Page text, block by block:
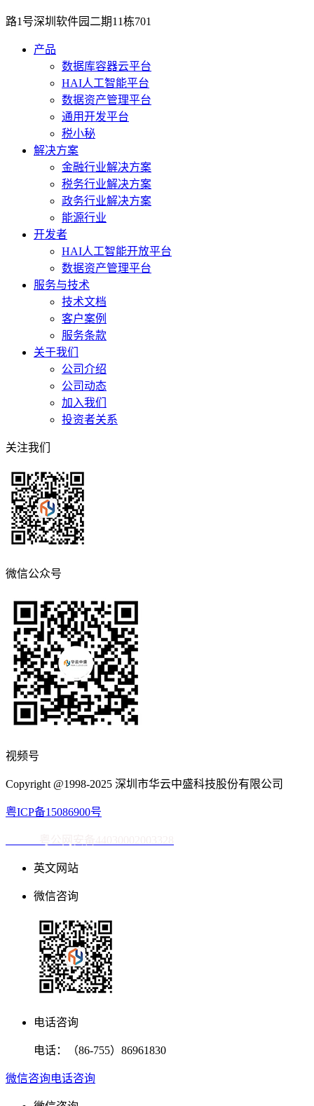
路1号深圳软件园二期11栋701
产品
数据库容器云平台
HAI人工智能平台
数据资产管理平台
通用开发平台
税小秘
解决方案
金融行业解决方案
税务行业解决方案
政务行业解决方案
能源行业
开发者
HAI人工智能开放平台
数据资产管理平台
服务与技术
技术文档
客户案例
服务条款
关于我们
公司介绍
公司动态
加入我们
投资者关系
关注我们
微信公众号
视频号
Copyright @1998-2025 深圳市华云中盛科技股份有限公司
粤ICP备15086900号
英文网站
微信咨询
电话咨询
电话： （86-755）86961830
微信咨询电话咨询